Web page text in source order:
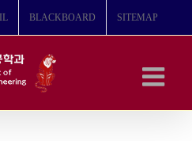
BLACKBOARD SITEMAP